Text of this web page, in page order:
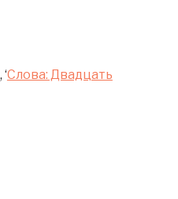
Слова: Двадцать